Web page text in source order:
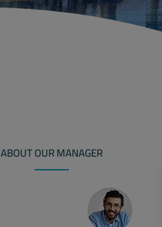
ABOUT OUR MANAGER